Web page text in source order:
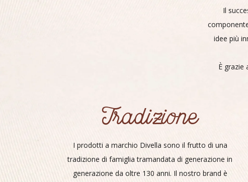
Il
idee più
È grazie
Tradizione
I prodotti a marchio Divella sono il frutto di una
tradizione di famiglia tramandata di generazione in
generazione da oltre 130 anni. Il nostro brand è